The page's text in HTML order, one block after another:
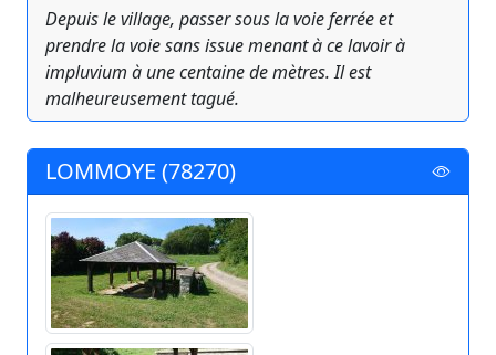
Depuis le village, passer sous la voie ferrée et
prendre la voie sans issue menant à ce lavoir à
impluvium à une centaine de mètres. Il est
malheureusement tagué.
LOMMOYE (78270)